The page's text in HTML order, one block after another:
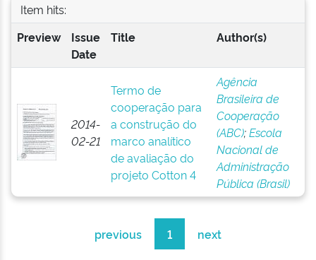
Item hits:
Preview
Issue
Date
Title Author(s)
2014-
02-21
Termo de
cooperação para
a construção do
marco analítico
de avaliação do
projeto Cotton 4
Agência
Brasileira de
Cooperação
(ABC);Escola
Nacional de
Administração
Pública (Brasil)
previous 1 next